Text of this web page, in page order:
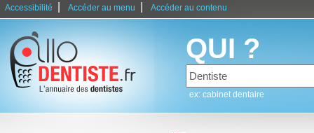
Accessibilité Accéder au menu Accéder au contenu
QUI ?
ex: cabinet dentaire